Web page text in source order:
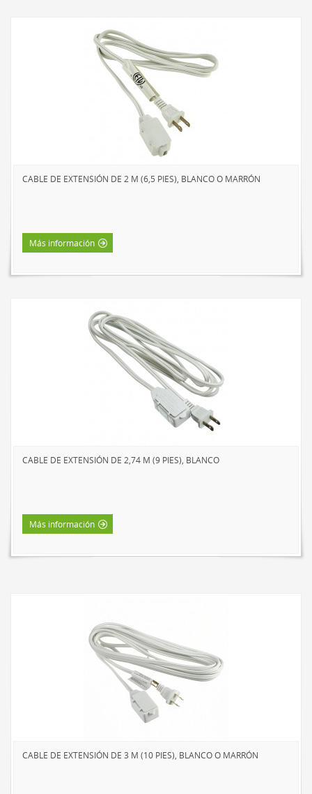
CABLE DE EXTENSIÓN DE 2 M (6,5 PIES), BLANCO O MARRÓN
Más información
CABLE DE EXTENSIÓN DE 2,74 M (9 PIES), BLANCO
Más información
CABLE DE EXTENSIÓN DE 3 M (10 PIES), BLANCO O MARRÓN